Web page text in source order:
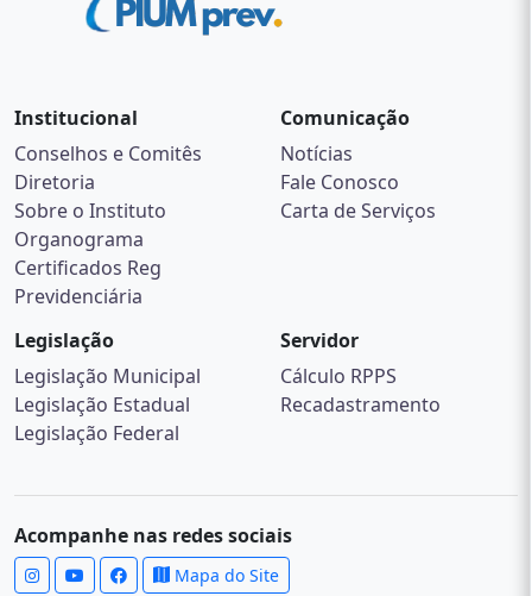
Institucional
Conselhos e Comitês
Diretoria
Sobre o Instituto
Organograma
Certificados Reg
Previdenciária
Comunicação
Notícias
Fale Conosco
Carta de Serviços
Legislação
Legislação Municipal
Legislação Estadual
Legislação Federal
Servidor
Cálculo RPPS
Recadastramento
Acompanhe nas redes sociais
Mapa do Site